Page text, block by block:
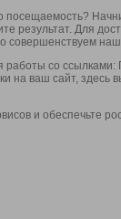
посещаемость?
результат. Для
совершенствуем
со
на ваш сайт,
и обеспечьте